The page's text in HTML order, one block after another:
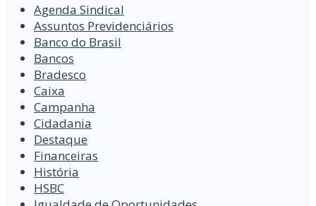
Agenda Sindical
Assuntos Previdenciários
Banco do Brasil
Bancos
Bradesco
Caixa
Campanha
Cidadania
Destaque
Financeiras
História
HSBC